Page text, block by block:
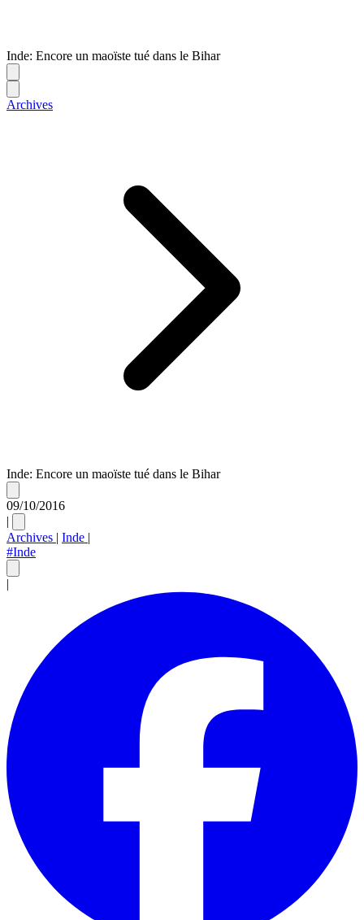
Inde: Encore un maoïste tué dans le Bihar
Archives
Inde: Encore un maoïste tué dans le Bihar
09/10/2016
|
Archives | Inde |
#Inde
|